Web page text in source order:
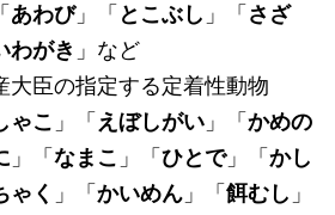
あわび」「 とこぶし 」「 さざ
わがき 」など
大臣の指定する定着性動物
ゃこ 」「 えぼしがい 」「 かめの
」「 なまこ 」「 ひとで」「 かし
ゃく 」「 かいめん 」「 餌むし 」